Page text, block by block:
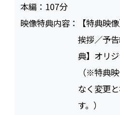
本編： 107
映像特典内容：
【特典映
挨拶／予
典】オリ
（※特典
なく変更
す。）